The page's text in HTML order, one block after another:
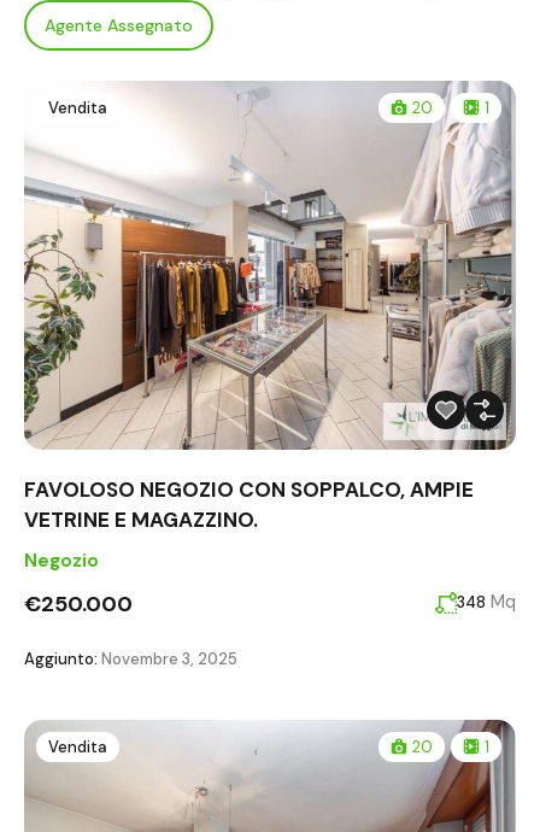
Agente Assegnato
Vendita 20 1
FAVOLOSO NEGOZIO CON SOPPALCO, AMPIE
VETRINE E MAGAZZINO.
Negozio
€250.000 348 Mq
Aggiunto: Novembre 3, 2025
Vendita 20 1